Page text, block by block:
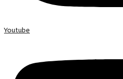
Youtube